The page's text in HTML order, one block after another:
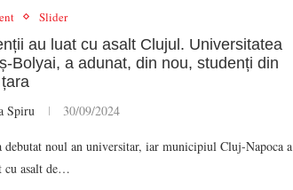
Slider
au luat cu asalt Clujul. Universitatea
Bolyai, a adunat, din nou, studenți din
Spiru 30/09/2024
debutat noul an universitar, iar municipiul Cluj-Napoca a
cu asalt de…